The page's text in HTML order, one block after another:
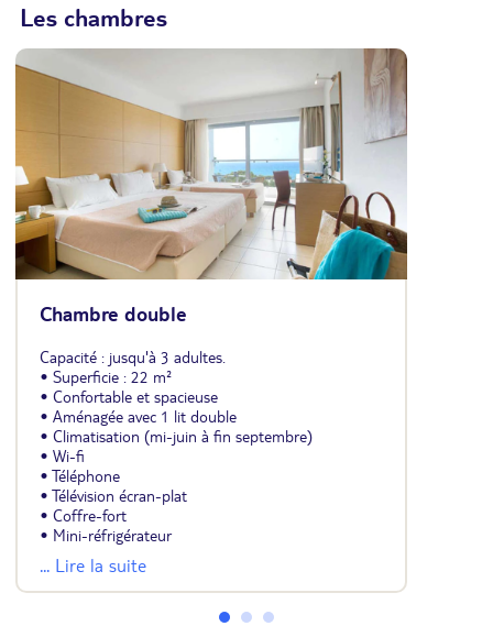
Les chambres
Chambre double
Capacité : jusqu'à 3 adultes.
• Superficie : 22 m²
• Confortable et spacieuse
• Aménagée avec 1 lit double
• Climatisation (mi-juin à fin septembre)
• Wi-fi
• Téléphone
• Télévision écran-plat
• Coffre-fort
• Mini-réfrigérateur
• Carrelage ou sol stratifié
• Salle de bains avec douche ou baignoire
• Sèche-cheveux
• La plupart avec balcon ou terrasse.
... Lire la suite